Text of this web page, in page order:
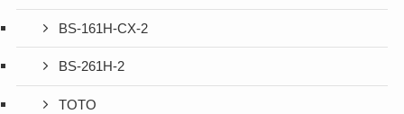
BS-161H-CX-2
BS-261H-2
TOTO